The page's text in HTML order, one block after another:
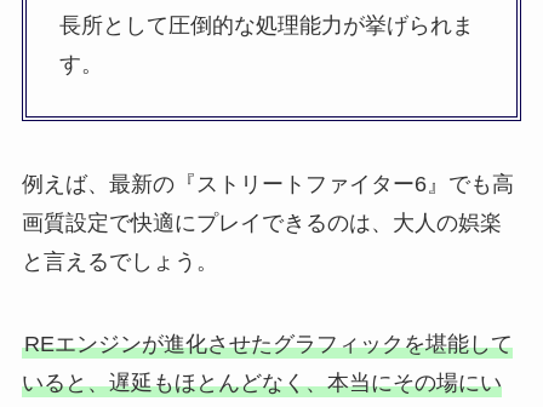
長所として圧倒的な処理能力が挙げられま
す。
例えば、最新の『ストリートファイター6』でも高
画質設定で快適にプレイできるのは、大人の娯楽
と言えるでしょう。
REエンジンが進化させたグラフィックを堪能して
いると、遅延もほとんどなく、本当にその場にい